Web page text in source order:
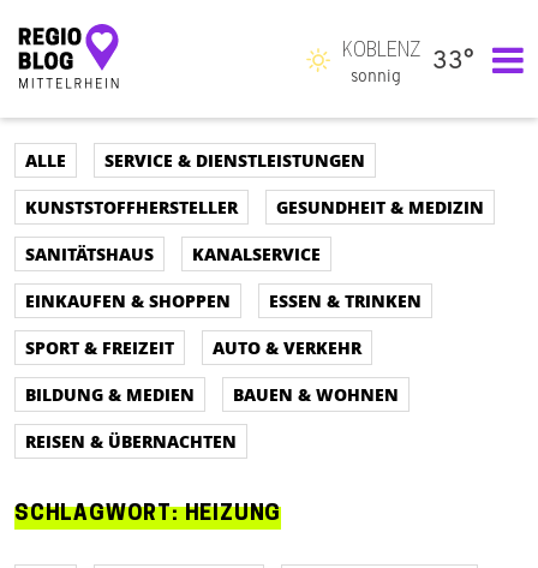
Hauptnavigation
KOBLENZ
sonnig
33°
ALLE
SERVICE & DIENSTLEISTUNGEN
KUNSTSTOFFHERSTELLER
GESUNDHEIT & MEDIZIN
SANITÄTSHAUS
KANALSERVICE
EINKAUFEN & SHOPPEN
ESSEN & TRINKEN
SPORT & FREIZEIT
AUTO & VERKEHR
BILDUNG & MEDIEN
BAUEN & WOHNEN
REISEN & ÜBERNACHTEN
SCHLAGWORT:HEIZUNG